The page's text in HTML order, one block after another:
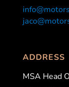
ADDRESS
MSA Head